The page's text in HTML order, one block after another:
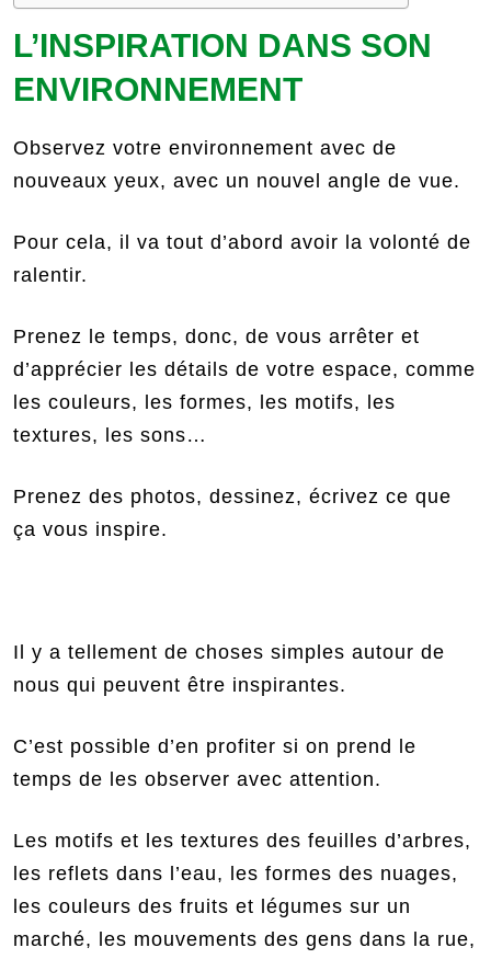
L’INSPIRATION DANS SON
ENVIRONNEMENT
Observez votre environnement avec de
nouveaux yeux, avec un nouvel angle de vue.
Pour cela, il va tout d’abord avoir la volonté de
ralentir.
Prenez le temps, donc, de vous arrêter et
d’apprécier les détails de votre espace, comme
les couleurs, les formes, les motifs, les
textures, les sons…
Prenez des photos, dessinez, écrivez ce que
ça vous inspire.
Il y a tellement de choses simples autour de
nous qui peuvent être inspirantes.
C’est possible d’en profiter si on prend le
temps de les observer avec attention.
Les motifs et les textures des feuilles d’arbres,
les reflets dans l’eau, les formes des nuages,
les couleurs des fruits et légumes sur un
marché, les mouvements des gens dans la rue,